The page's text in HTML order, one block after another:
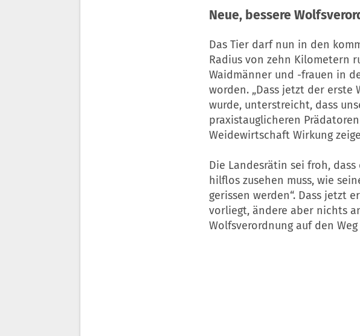
Neue, bessere
Das Tier darf nun in den
Radius von zehn Kilometern
Waidmänner und -frauen in
worden. „Dass jetzt der erste
wurde, unterstreicht, dass
praxistauglicheren
Weidewirtschaft Wirkung
Die Landesrätin sei froh,
hilflos zusehen muss, wie
gerissen werden“. Dass jetzt
vorliegt, ändere aber nichts
Wolfsverordnung auf den